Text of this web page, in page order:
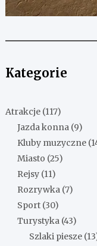
Kategorie
Atrakcje (117)
Jazda konna (9)
Kluby muzyczne
Miasto (25)
Rejsy (11)
Rozrywka (7)
Sport (30)
Turystyka (43)
Szlaki piesze